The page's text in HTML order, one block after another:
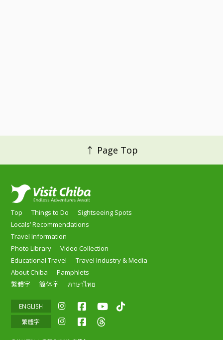
↑ Page Top
Top Things to Do
Sightseeing Spots
Locals’ Recommendations
Travel Information
Photo Library
Video Collection
Educational Travel
Travel Industry & Media
About Chiba
Pamphlets
繁體字
簡体字 ภาษาไทย
ENGLISH
繁體字